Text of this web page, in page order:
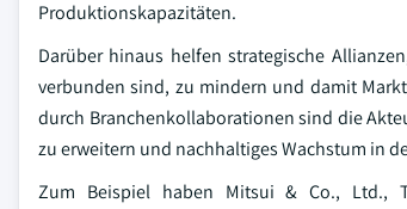
Produktionskapazitäten.
Darüber hinaus helfen strategische
verbunden sind, zu mindern und damit
durch Branchenkollaborationen sind die
zu erweitern und nachhaltiges Wachstum in
Zum Beispiel haben Mitsui & Co., Ltd.,